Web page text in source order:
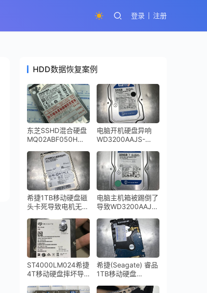
登录 注册
HDD数据恢复案例
东芝SSHD混合硬盘
MQ02ABF050H无
成功
电脑开机硬盘异响
WD3200AAJS-
开盘数据恢复
希捷1TB移动硬盘磁
头卡死导致电机无法
开盘数据恢复成功
电脑主机箱被踢倒了
导致WD3200AAJS
开盘数据恢复成功
ST4000LM024希捷
4T移动硬盘摔坏导
希捷(Seagate) 睿品
1TB移动硬盘